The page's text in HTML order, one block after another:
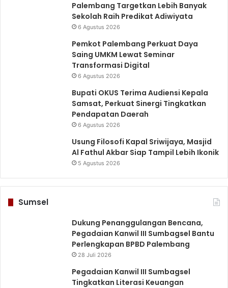
Palembang Targetkan Lebih Banyak
Sekolah Raih Predikat Adiwiyata
6 Agustus 2026
Pemkot Palembang Perkuat Daya
Saing UMKM Lewat Seminar
Transformasi Digital
6 Agustus 2026
Bupati OKUS Terima Audiensi Kepala
Samsat, Perkuat Sinergi Tingkatkan
Pendapatan Daerah
6 Agustus 2026
Usung Filosofi Kapal Sriwijaya, Masjid
Al Fathul Akbar Siap Tampil Lebih Ikonik
5 Agustus 2026
Sumsel
Dukung Penanggulangan Bencana,
Pegadaian Kanwil III Sumbagsel Bantu
Perlengkapan BPBD Palembang
28 Juli 2026
Pegadaian Kanwil III Sumbagsel
Tingkatkan Literasi Keuangan